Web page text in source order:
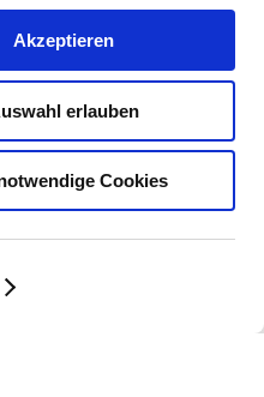
Akzeptieren
erlauben
Cookies